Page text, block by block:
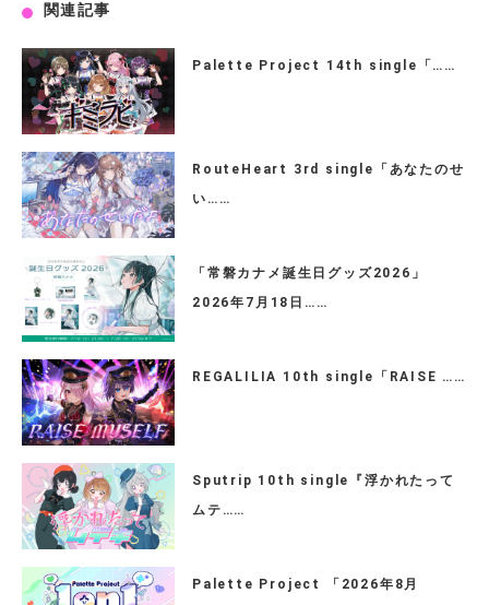
関連記事
Palette Project 14th single「……
RouteHeart 3rd single「あなたのせ
い……
「常磐カナメ誕生日グッズ2026」
2026年7月18日……
REGALILIA 10th single「RAISE ……
Sputrip 10th single『浮かれたって
ムテ……
Palette Project 「2026年8月